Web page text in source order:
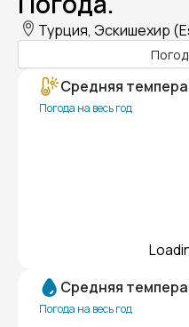
Турция, Эскишехир
Средняя
Погода на весь год
Средняя
Погода на весь год